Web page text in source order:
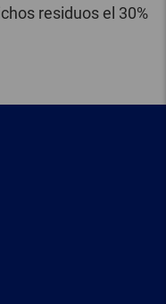
residuos el 30%